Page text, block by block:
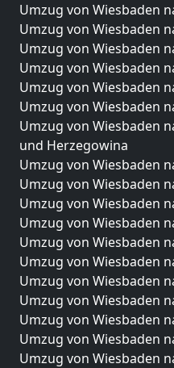
Umzug von Wiesbaden
Umzug von Wiesbaden
Umzug von Wiesbaden
Umzug von Wiesbaden
Umzug von Wiesbaden
Umzug von Wiesbaden
Umzug von Wiesbaden
und Herzegowina
Umzug von Wiesbaden
Umzug von Wiesbaden
Umzug von Wiesbaden
Umzug von Wiesbaden
Umzug von Wiesbaden
Umzug von Wiesbaden
Umzug von Wiesbaden
Umzug von Wiesbaden
Umzug von Wiesbaden
Umzug von Wiesbaden
Umzug von Wiesbaden